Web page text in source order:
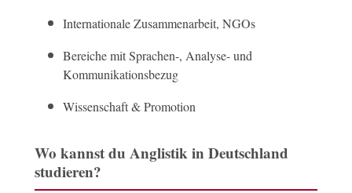
Internationale Zusammenarbeit, NGOs
Bereiche mit Sprachen-, Analyse- und
Kommunikationsbezug
Wissenschaft & Promotion
Wo kannst du Anglistik in Deutschland
studieren?